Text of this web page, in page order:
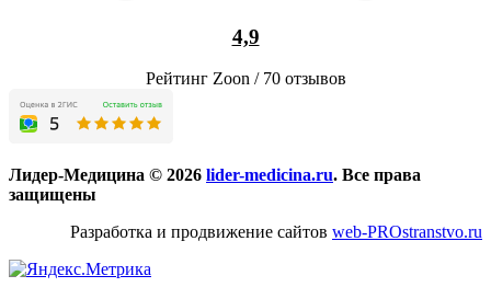
4,9
Рейтинг Zoon / 70 отзывов
Лидер-Медицина © 2026 lider-medicina.ru. Все права
защищены
Разработка и продвижение сайтов web-PROstranstvo.ru